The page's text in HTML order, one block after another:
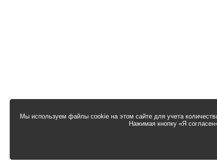
Мы используем файлы cookie на этом сайте для учета
Нажимая кнопку «Я